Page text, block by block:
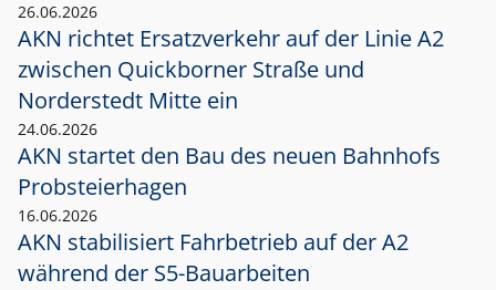
26.06.2026
AKN richtet Ersatzverkehr auf der Linie A2
zwischen Quickborner Straße und
Norderstedt Mitte ein
24.06.2026
AKN startet den Bau des neuen Bahnhofs
Probsteierhagen
16.06.2026
AKN stabilisiert Fahrbetrieb auf der A2
während der S5-Bauarbeiten